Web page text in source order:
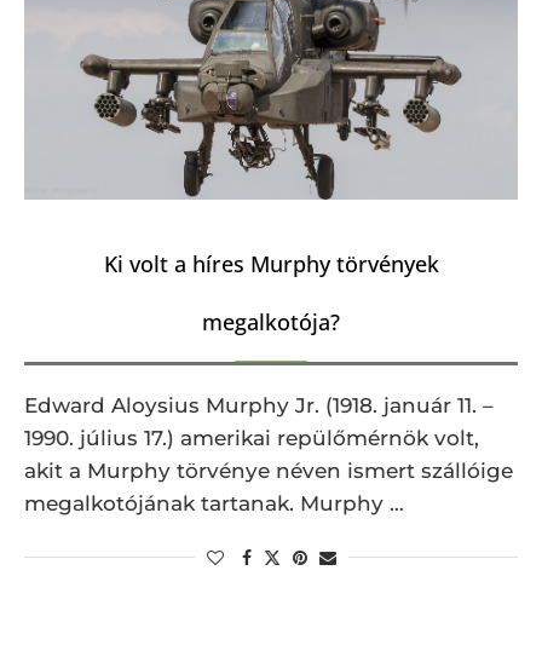
Ki volt a híres Murphy törvények
megalkotója?
Edward Aloysius Murphy Jr. (1918. január 11. –
1990. július 17.) amerikai repülőmérnök volt,
akit a Murphy törvénye néven ismert szállóige
megalkotójának tartanak. Murphy …